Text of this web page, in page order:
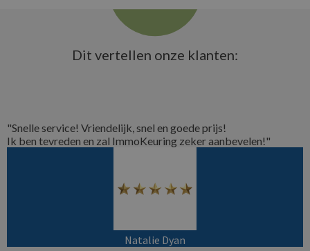
Dit vertellen onze klanten:
"Snelle service! Vriendelijk, snel en goede prijs!
Ik ben tevreden en zal ImmoKeuring zeker aanbevelen!"
Natalie Dyan